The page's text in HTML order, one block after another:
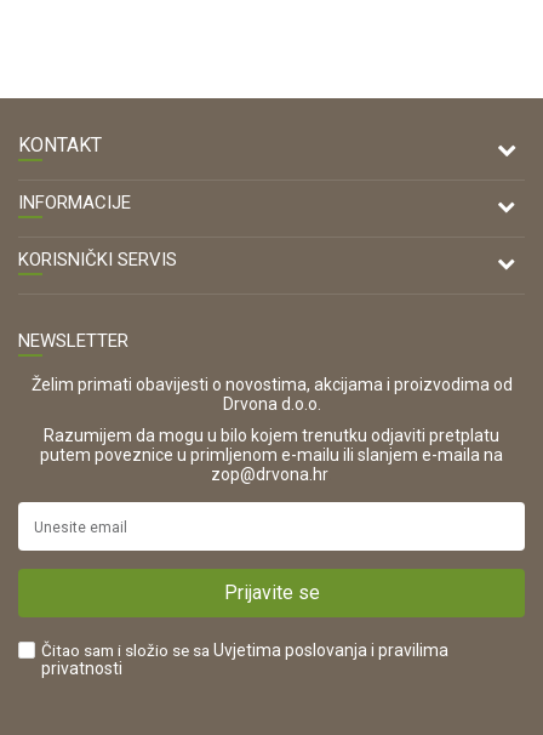
KONTAKT
DRVONA D.O.O.
Antuna Mihanovića 7,
47000 Karlovac
OIB:
42821181683
16280
https://www.drvona.hr/
POREZNI BROJ:
INFORMACIJE
O nama
KORISNIČKI SERVIS
Zaštita privatnosti i osobnih podataka
Korištenje kolačića
Pravo na odustajanje i jednostrani raskid ugovora
Reklamacije
Plaćanje karticama
Što dobivam registracijom?
NEWSLETTER
Želim primati obavijesti o novostima, akcijama i proizvodima od
Drvona d.o.o.
Razumijem da mogu u bilo kojem trenutku odjaviti pretplatu
putem poveznice u primljenom e-mailu ili slanjem e-maila na
zop@drvona.hr
Prijavite se
Čitao sam i složio se sa Uvjetima poslovanja i pravilima
privatnosti